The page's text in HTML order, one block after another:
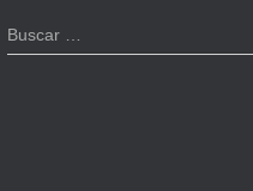
B
u
Buscar …